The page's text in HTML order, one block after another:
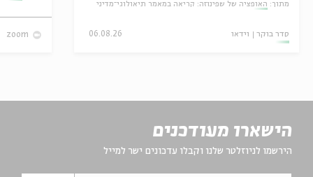
מתוך: האופציה של שפינוזה: קריאה במאמר תיאולוגי־מדיני
סדר בוקר וידאו 06.08.26
zoom
הישארו מעודכנים
הירשמו לניוזלטר שלנו וקבלו עדכונים ישר למייל